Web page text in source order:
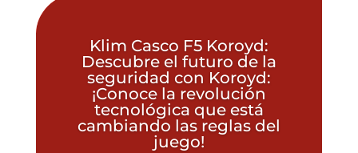
Klim Casco F5 Koroyd:
Descubre el futuro de la
seguridad con Koroyd:
¡Conoce la revolución
tecnológica que está
cambiando las reglas del
juego!